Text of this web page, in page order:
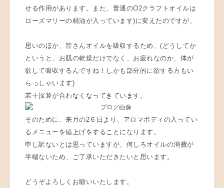
せる作用があります。また、普通のO2クラフトオイルは
ローズマリーの精油が入っています)に変えたのですが、
思いのほか、皆さんオイルを吸収するため、(どうしてか
というと、お肌の乾燥だけでなく、お疲れなのか、体が
欲して吸収するんですね！しかも部分的に欲する方もい
らっしゃいます)
若干採算が合わなくなってきています。
そのために、来月の2６日より、アロマボディの入ってい
るメニューを値上げをすることになります。
申し訳ないとは思っていますが、何しろオイルの消費が
半端ないため、ご了承いただきたいと思います。
どうぞよろしくお願いいたします。